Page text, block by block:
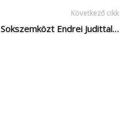
Következő cikk
Sokszemközt Endrei Judittal…